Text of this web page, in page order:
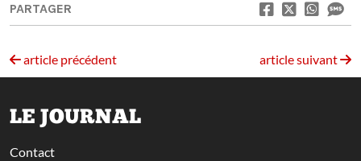
PARTAGER
article précédent article suivant
LE JOURNAL
Contact